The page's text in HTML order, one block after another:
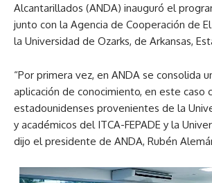
Alcantarillados (ANDA) inauguró el
junto con la Agencia de Cooperación de
la Universidad de Ozarks, de Arkansas,
“Por primera vez, en ANDA se consolida
aplicación de conocimiento, en este caso
estadounidenses provenientes de la
y académicos del ITCA-FEPADE y la
dijo el presidente de ANDA, Rubén